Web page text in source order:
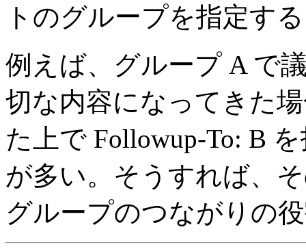
トのグループを指定す
例えば、グループ A で
切な内容になってきた
た上で Followup-To: B
が多い。そうすれば、
グループのつながりの